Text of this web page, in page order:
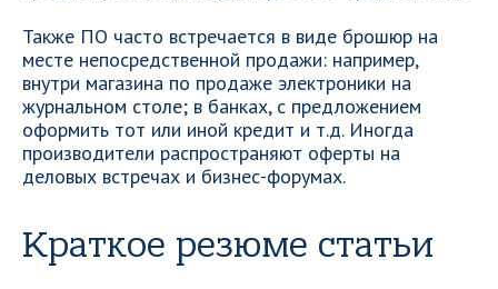
Также ПО часто встречается в виде брошюр на
месте непосредственной продажи: например,
внутри магазина по продаже электроники на
журнальном столе; в банках, с предложением
оформить тот или иной кредит и т.д. Иногда
производители распространяют оферты на
деловых встречах и бизнес-форумах.
Краткое резюме статьи